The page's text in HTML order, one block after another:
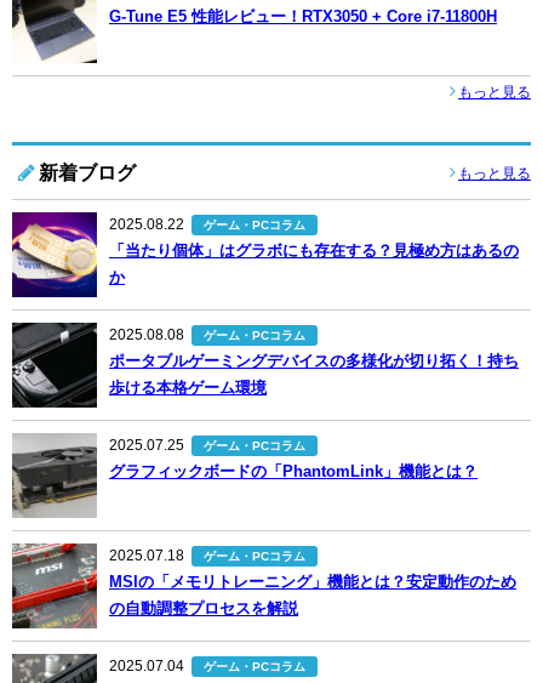
G-Tune E5 性能レビュー！RTX3050 + Core i7-11800H
もっと見る
新着ブログ もっと見る
2025.08.22 ゲーム・PCコラム
「当たり個体」はグラボにも存在する？見極め方はあるの
か
2025.08.08 ゲーム・PCコラム
ポータブルゲーミングデバイスの多様化が切り拓く！持ち
歩ける本格ゲーム環境
2025.07.25 ゲーム・PCコラム
グラフィックボードの「PhantomLink」機能とは？
2025.07.18 ゲーム・PCコラム
MSIの「メモリトレーニング」機能とは？安定動作のため
の自動調整プロセスを解説
2025.07.04 ゲーム・PCコラム